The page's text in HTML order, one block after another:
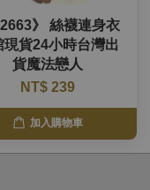
》 絲襪連身衣
現貨24小時台灣出
貨魔法戀人
NT$ 239
加入購物車